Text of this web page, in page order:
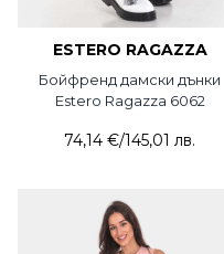
ESTERO RAGAZZA
Бойфренд дамски дънки
Estero Ragazza 6062
74,14 €/145,01 лв.